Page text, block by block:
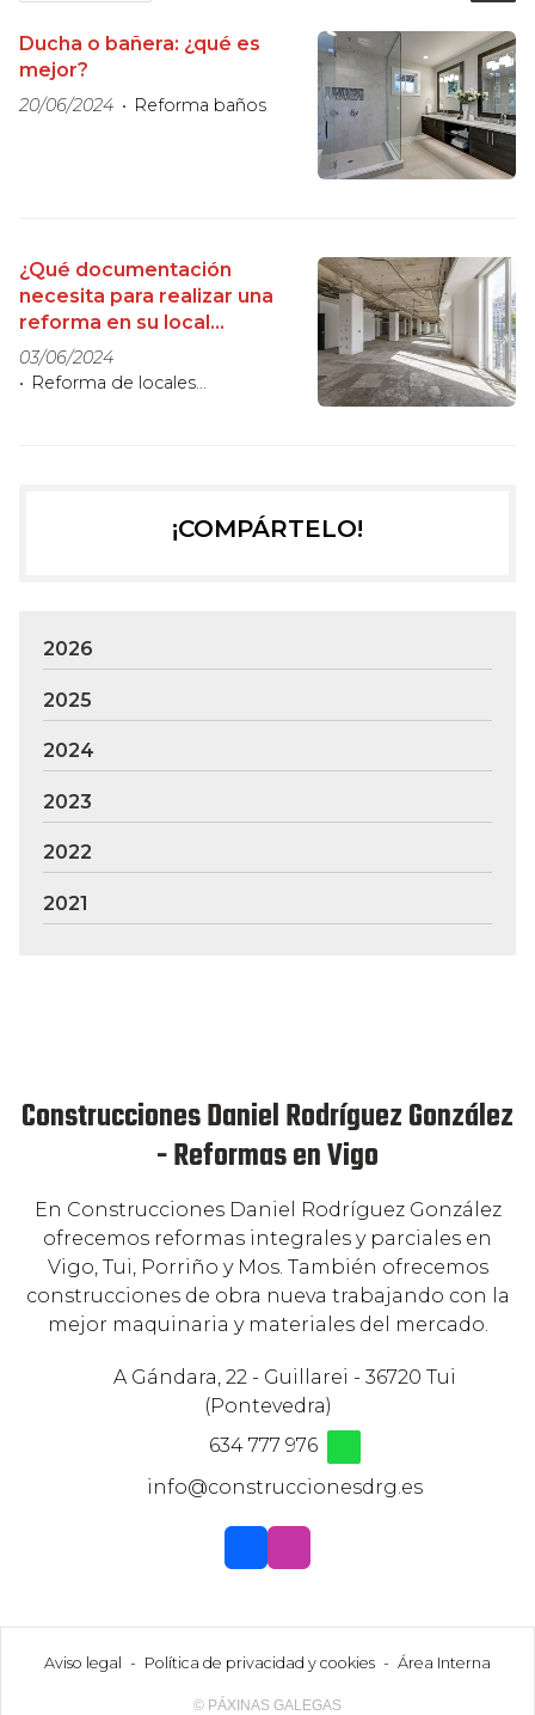
Ducha o bañera: ¿qué es
mejor?
20/06/2024 Reforma baños
¿Qué documentación
necesita para realizar una
reforma en su local
comercial?
03/06/2024
Reforma de locales
¡COMPÁRTELO!
2026
2025
2024
2023
2022
2021
Construcciones Daniel Rodríguez González
- Reformas en Vigo
En Construcciones Daniel Rodríguez González
ofrecemos reformas integrales y parciales en
Vigo, Tui, Porriño y Mos. También ofrecemos
construcciones de obra nueva trabajando con la
mejor maquinaria y materiales del mercado.
A Gándara, 22 - Guillarei - 36720 Tui
(Pontevedra)
634 777 976
info@construccionesdrg.es
Aviso legal - Política de privacidad y cookies - Área Interna
© PÁXINAS GALEGAS